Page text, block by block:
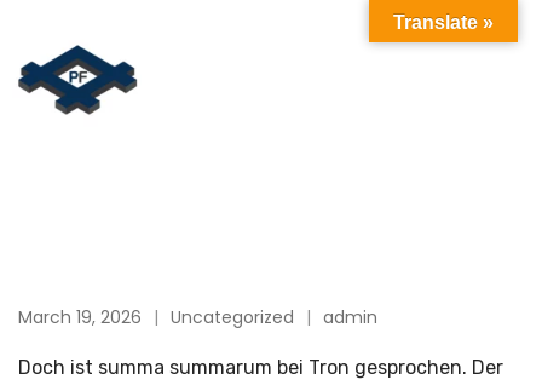
March 19, 2026 Uncategorized admin
Doch ist summa summarum bei Tron gesprochen. Der
Translate »